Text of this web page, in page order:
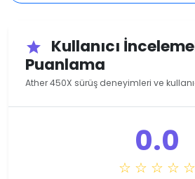
star
Kullanıcı
Puanlama
Ather 450X sürüş deneyimleri ve
0.0
☆ ☆ ☆ ☆ ☆